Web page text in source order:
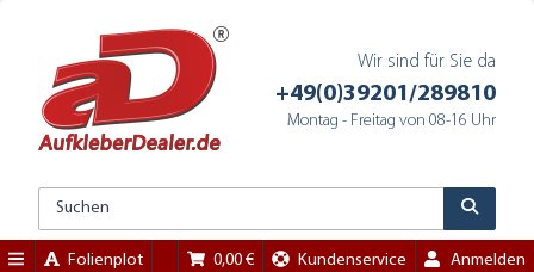
Wir sind für Sie da
+49(0)39201/289810
Montag - Freitag von 08-16 Uhr
Folienplot 0,00 € Kundenservice Anmelden